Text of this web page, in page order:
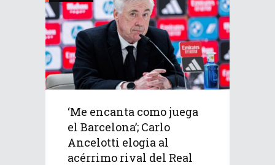
‘Me encanta como juega
el Barcelona’; Carlo
Ancelotti elogia al
acérrimo rival del Real